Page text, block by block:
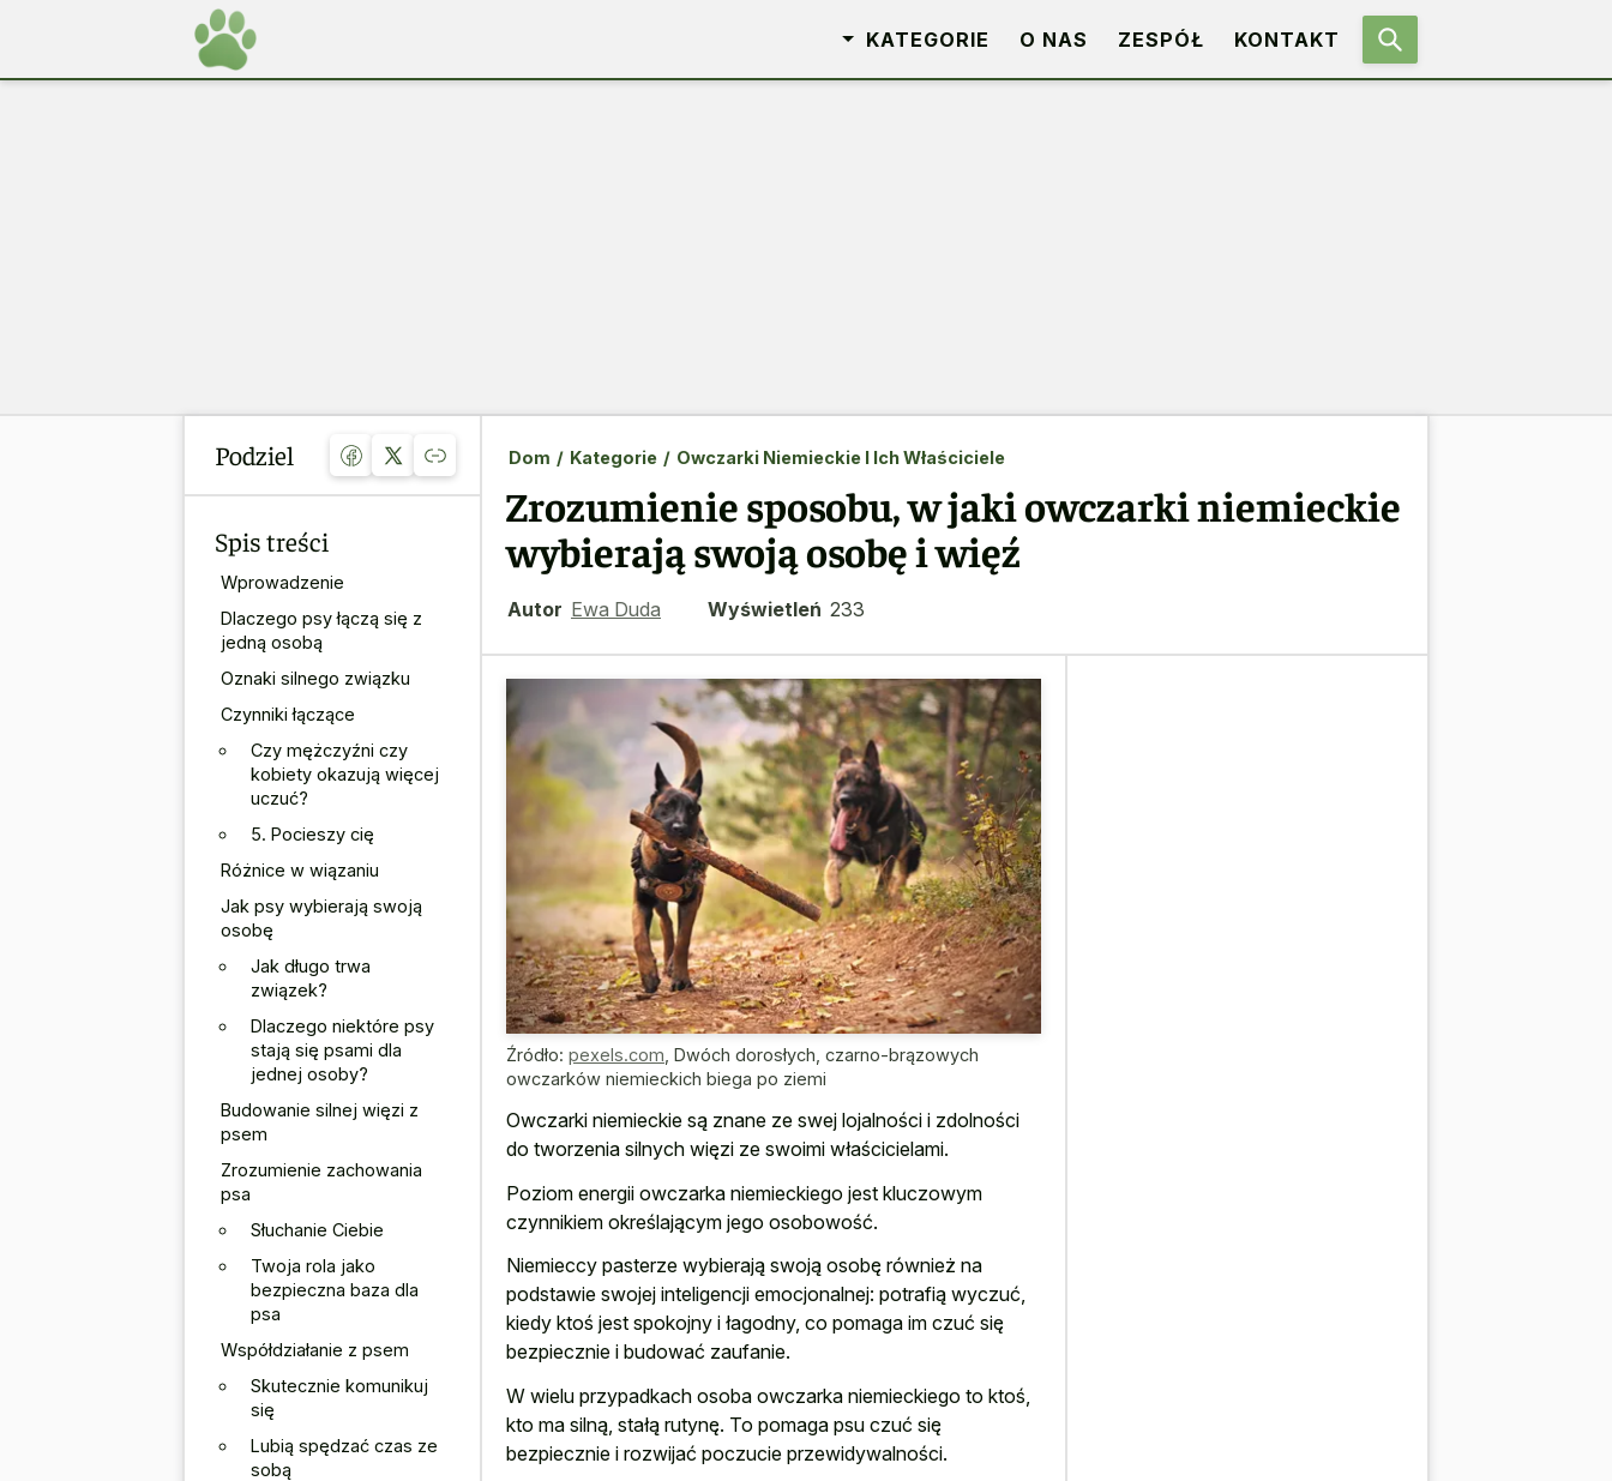
KATEGORIE O NAS ZESPÓŁ KONTAKT
Podziel
Spis treści
Wprowadzenie
Dlaczego psy łączą się z
jedną osobą
Oznaki silnego związku
Czynniki łączące
Czy mężczyźni czy
kobiety okazują więcej
uczuć?
5. Pocieszy cię
Różnice w wiązaniu
Jak psy wybierają swoją
osobę
Jak długo trwa
związek?
Dlaczego niektóre psy
stają się psami dla
jednej osoby?
Budowanie silnej więzi z
psem
Zrozumienie zachowania
psa
Słuchanie Ciebie
Twoja rola jako
bezpieczna baza dla
psa
Współdziałanie z psem
Skutecznie komunikuj
się
Lubią spędzać czas ze
sobą
Dom / Kategorie / Owczarki Niemieckie I Ich Właściciele
Zrozumienie sposobu, w jaki owczarki niemieckie
wybierają swoją osobę i więź
Autor Ewa Duda Wyświetleń 233
Źródło: pexels.com Dwóch dorosłych, czarno-brązowych
owczarków niemieckich biega po ziemi
Owczarki niemieckie są znane ze swej lojalności i zdolności
do tworzenia silnych więzi ze swoimi właścicielami.
Poziom energii owczarka niemieckiego jest kluczowym
czynnikiem określającym jego osobowość.
Niemieccy pasterze wybierają swoją osobę również na
podstawie swojej inteligencji emocjonalnej: potrafią wyczuć,
kiedy ktoś jest spokojny i łagodny, co pomaga im czuć się
bezpiecznie i budować zaufanie.
W wielu przypadkach osoba owczarka niemieckiego to ktoś,
kto ma silną, stałą rutynę. To pomaga psu czuć się
bezpiecznie i rozwijać poczucie przewidywalności.